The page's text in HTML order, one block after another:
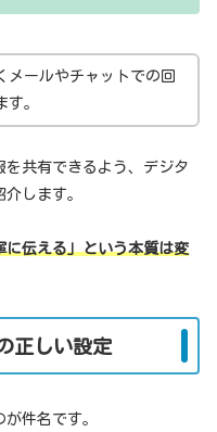
メールやチャットでの回
。
を共有できるよう、デジタ
します。
に伝える」という本質は変
正しい設定
件名です。